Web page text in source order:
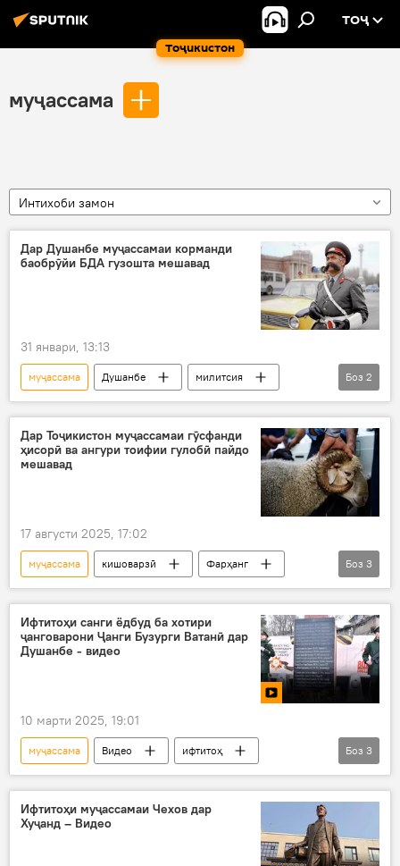
Тоҷикистон
ТОҶ
муҷассама
Интихоби замон
Дар Душанбе муҷассамаи корманди
баобрӯйи БДА гузошта мешавад
31 январи, 13:13
муҷассама Душанбе
милитсия
БДА
тандис
Боз 2
Дар Тоҷикистон муҷассамаи гӯсфанди
ҳисорӣ ва ангури тоифии гулобӣ пайдо
мешавад
17 августи 2025, 17:02
муҷассама кишоварзӣ
Фарҳанг
гӯсфанд
Ҳисор Дар Тоҷикистон
Боз 3
Ифтитоҳи санги ёдбуд ба хотири
ҷанговарони Ҷанги Бузурги Ватанӣ дар
Душанбе - видео
10 марти 2025, 19:01
муҷассама Видео
ифтитоҳ
Душанбе
Ҷанги дуюми ҷаҳонӣ
ёдбуд
Боз 3
Ифтитоҳи муҷассамаи Чехов дар
Хуҷанд – Видео